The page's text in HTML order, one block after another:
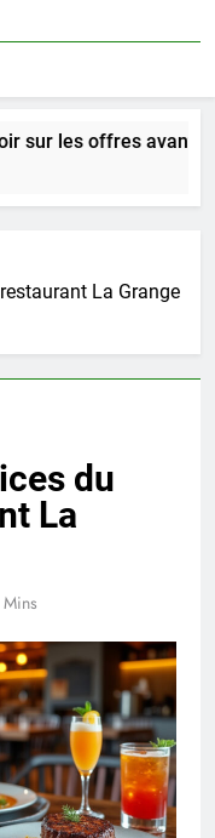
les offres
La Grange
du
La